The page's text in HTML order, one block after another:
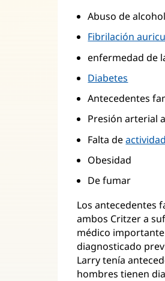
Abuso de alcohol
Fibrilación
enfermedad de
Diabetes
Antecedentes
Presión arterial
Falta de
Obesidad
De fumar
Los antecedentes
ambos Critzer a
médico
diagnosticado
Larry tenía
hombres tienen